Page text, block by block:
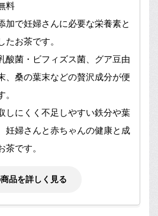
料
加で妊婦さんに必要な栄養素と
たお茶です。
酸菌・ビフィズス菌、グア豆由
、桑の葉末などの贅沢成分が便
しにくく不足しやすい鉄分や葉
妊婦さんと赤ちゃんの健康と成
茶です。
品を詳しく見る